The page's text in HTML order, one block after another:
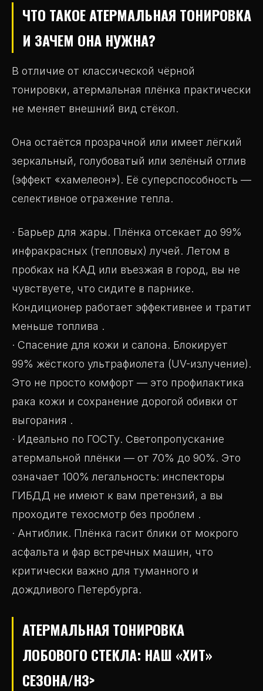
ЧТО ТАКОЕ АТЕРМАЛЬНАЯ ТОНИРОВКА
И ЗАЧЕМ ОНА НУЖНА?
В отличие от классической чёрной
тонировки, атермальная плёнка практически
не меняет внешний вид стёкол.
Она остаётся прозрачной или имеет лёгкий
зеркальный, голубоватый или зелёный отлив
(эффект «хамелеон»). Её суперспособность —
селективное отражение тепла.
· Барьер для жары. Плёнка отсекает до 99%
инфракрасных (тепловых) лучей. Летом в
пробках на КАД или въезжая в город, вы не
чувствуете, что сидите в парнике.
Кондиционер работает эффективнее и тратит
меньше топлива .
· Спасение для кожи и салона. Блокирует
99% жёсткого ультрафиолета (UV-излучение).
Это не просто комфорт — это профилактика
рака кожи и сохранение дорогой обивки от
выгорания .
· Идеально по ГОСТу. Светопропускание
атермальной плёнки — от 70% до 90%. Это
означает 100% легальность: инспекторы
ГИБДД не имеют к вам претензий, а вы
проходите техосмотр без проблем .
· Антиблик. Плёнка гасит блики от мокрого
асфальта и фар встречных машин, что
критически важно для туманного и
дождливого Петербурга.
АТЕРМАЛЬНАЯ ТОНИРОВКА
ЛОБОВОГО СТЕКЛА: НАШ «ХИТ»
СЕЗОНА/H3>